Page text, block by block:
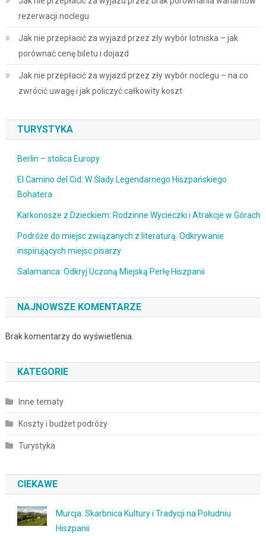
rezerwacji noclegu
Jak nie przepłacić za wyjazd przez zły wybór lotniska – jak
porównać cenę biletu i dojazd
Jak nie przepłacić za wyjazd przez zły wybór noclegu – na co
zwrócić uwagę i jak policzyć całkowity koszt
TURYSTYKA
Berlin – stolica Europy
El Camino del Cid: W Ślady Legendarnego Hiszpańskiego
Bohatera
Karkonosze z Dzieckiem: Rodzinne Wycieczki i Atrakcje w Górach
Podróże do miejsc związanych z literaturą: Odkrywanie
inspirujących miejsc pisarzy
Salamanca: Odkryj Uczoną Miejską Perłę Hiszpanii
NAJNOWSZE KOMENTARZE
Brak komentarzy do wyświetlenia.
KATEGORIE
Inne tematy
Koszty i budżet podróży
Turystyka
CIEKAWE
Murcja: Skarbnica Kultury i Tradycji na Południu
Hiszpanii